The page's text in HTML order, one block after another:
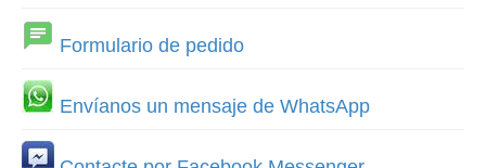
Formulario de pedido
Envíanos un mensaje de WhatsApp